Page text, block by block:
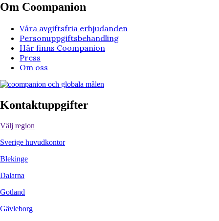
Om Coompanion
Våra avgiftsfria erbjudanden
Personuppgiftsbehandling
Här finns Coompanion
Press
Om oss
Kontaktuppgifter
Välj region
Sverige huvudkontor
Blekinge
Dalarna
Gotland
Gävleborg